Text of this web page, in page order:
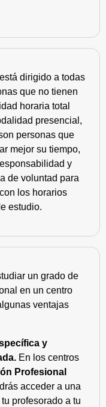
está dirigido a todas
que no tienen
horaria total
presencial,
personas que
mejor su tiempo,
y
de voluntad para
los horarios
estudio.
un grado de
en un centro
ventajas
y
En los centros
Profesional
acceder a una
profesorado a tu